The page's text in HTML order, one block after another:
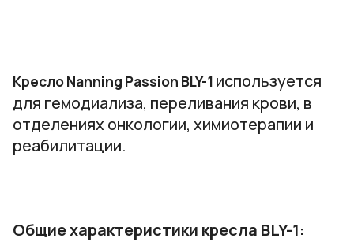
Кресло Nanning Passion BLY-1 используется
для гемодиализа, переливания крови, в
отделениях онкологии, химиотерапии и
реабилитации.
Общие характеристики кресла BLY-1: